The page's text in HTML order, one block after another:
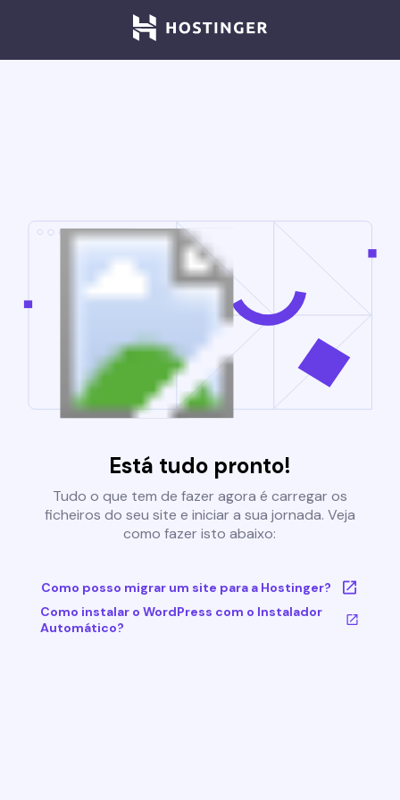
Está tudo pronto!
Tudo o que tem de fazer agora é carregar os
ficheiros do seu site e iniciar a sua jornada. Veja
como fazer isto abaixo:
Como posso migrar um site para a Hostinger?
Como instalar o WordPress com o Instalador
Automático?